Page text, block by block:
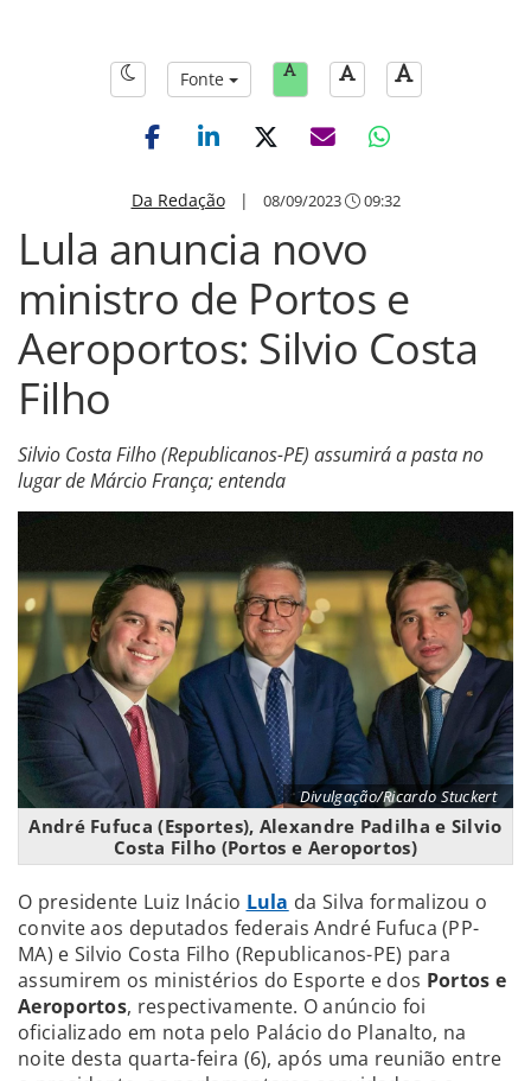
Fonte
Da Redação| 08/09/2023 09:32
Lula anuncia novo
ministro de Portos e
Aeroportos: Silvio Costa
Filho
Silvio Costa Filho (Republicanos-PE) assumirá a pasta no
lugar de Márcio França; entenda
Divulgação/Ricardo Stuckert
André Fufuca (Esportes), Alexandre Padilha e Silvio
Costa Filho (Portos e Aeroportos)
O presidente Luiz Inácio Lula da Silva formalizou o
convite aos deputados federais André Fufuca (PP-
MA) e Silvio Costa Filho (Republicanos-PE) para
assumirem os ministérios do Esporte e dos Portos e
Aeroportos, respectivamente. O anúncio foi
oficializado em nota pelo Palácio do Planalto, na
noite desta quarta-feira (6), após uma reunião entre